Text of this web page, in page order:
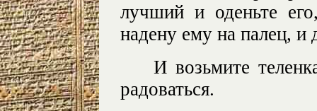
лучший и оденьте
надену ему на палец, и
И возьмите
радоваться.